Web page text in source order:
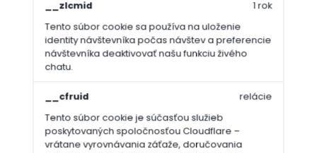
__zlcmid
Tento súbor cookie sa používa na uloženie
identity návštevníka počas návštev a preferencie
návštevníka deaktivovať našu funkciu živého
chatu.
1 rok
__cfruid
Tento súbor cookie je súčasťou služieb
poskytovaných spoločnosťou Cloudflare –
vrátane vyrovnávania záťaže, doručovania
relácie